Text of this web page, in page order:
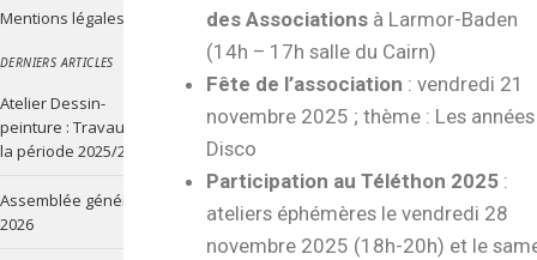
Mentions légales
DERNIERS ARTICLES
Atelier Dessin-
peinture : Travaux de
la période 2025/2026
Assemblée générale
2026
des Associationsà Larmor-Baden
(14h – 17h salle du Cairn)
Fête de l’association : vendredi 21
novembre 2025 ; thème : Les années
Disco
Participation au Téléthon 2025:
ateliers éphémères le vendredi 28
novembre 2025 (18h-20h) et le